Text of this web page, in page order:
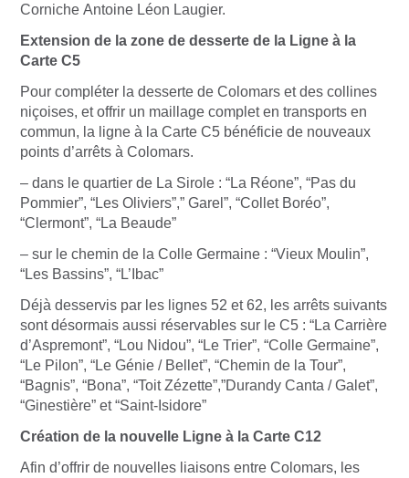
Corniche Antoine Léon Laugier.
Extension de la zone de desserte de la Ligne à la
Carte C5
Pour compléter la desserte de Colomars et des collines
niçoises, et offrir un maillage complet en transports en
commun, la ligne à la Carte C5 bénéficie de nouveaux
points d’arrêts à Colomars.
– dans le quartier de La Sirole : “La Réone”, “Pas du
Pommier”, “Les Oliviers”,” Garel”, “Collet Boréo”,
“Clermont”, “La Beaude”
– sur le chemin de la Colle Germaine : “Vieux Moulin”,
“Les Bassins”, “L’Ibac”
Déjà desservis par les lignes 52 et 62, les arrêts suivants
sont désormais aussi réservables sur le C5 : “La Carrière
d’Aspremont”, “Lou Nidou”, “Le Trier”, “Colle Germaine”,
“Le Pilon”, “Le Génie / Bellet”, “Chemin de la Tour”,
“Bagnis”, “Bona”, “Toit Zézette”,”Durandy Canta / Galet”,
“Ginestière” et “Saint-Isidore”
Création de la nouvelle Ligne à la Carte C12
Afin d’offrir de nouvelles liaisons entre Colomars, les